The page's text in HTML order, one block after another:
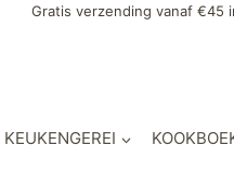
Gratis verzending vanaf €45
KEUKENGEREI